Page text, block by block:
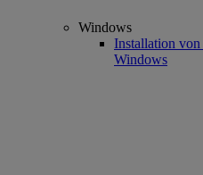
Windows
Installation
Windows